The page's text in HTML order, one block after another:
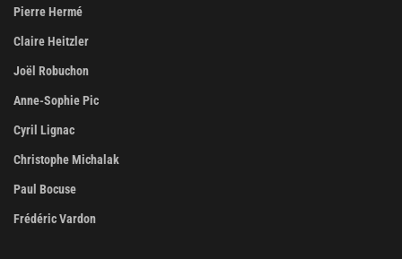
Pierre Hermé
Claire Heitzler
Joël Robuchon
Anne-Sophie Pic
Cyril Lignac
Christophe Michalak
Paul Bocuse
Frédéric Vardon